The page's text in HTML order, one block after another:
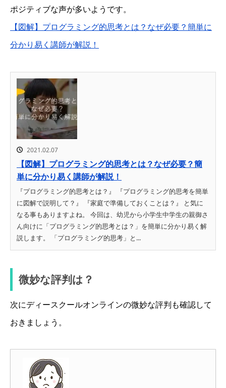
ポジティブな声が多いようです。
【図解】プログラミング的思考とは？なぜ必要？簡単に
分かり易く講師が解説！
2021.02.07
【図解】プログラミング的思考とは？なぜ必要？簡
単に分かり易く講師が解説！
『プログラミング的思考とは？』 『プログラミング的思考を簡単
に図解で説明して？』 『家庭で準備しておくことは？』 と気に
なる事もありますよね。 今回は、幼児から小学生中学生の親御さ
ん向けに「プログラミング的思考とは？」を簡単に分かり易く解
説します。 「プログラミング的思考」と...
微妙な評判は？
次にディースクールオンラインの微妙な評判も確認して
おきましょう。